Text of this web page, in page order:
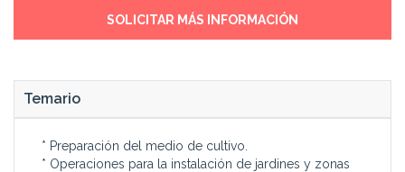
SOLICITAR MÁS INFORMACIÓN
Temario
* Preparación del medio de cultivo.
* Operaciones para la instalación de jardines y zonas